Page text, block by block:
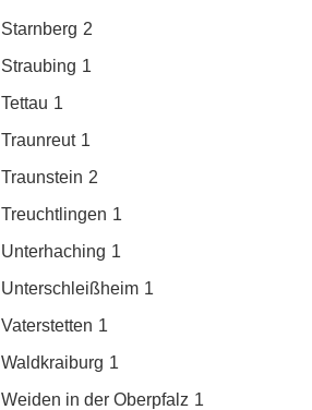
Starnberg 2
Straubing 1
Tettau 1
Traunreut 1
Traunstein 2
Treuchtlingen 1
Unterhaching 1
Unterschleißheim 1
Vaterstetten 1
Waldkraiburg 1
Weiden in der Oberpfalz 1